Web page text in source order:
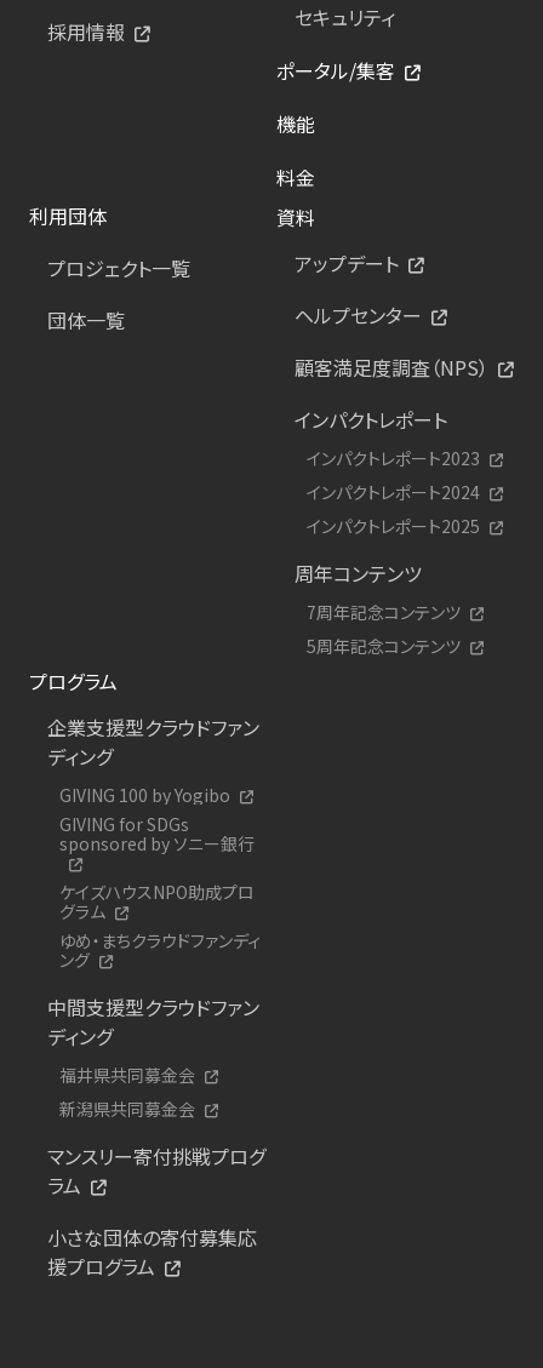
採用情報
セキュリティ
ポータル/集客
機能
料金
利用団体
プロジェクト一覧
団体一覧
資料
アップデート
ヘルプセンター
顧客満足度調査（NPS）
インパクトレポート
インパクトレポート2023
インパクトレポート2024
インパクトレポート2025
周年コンテンツ
7周年記念コンテンツ
5周年記念コンテンツ
プログラム
企業支援型クラウドファン
ディング
GIVING 100 by Yogibo
GIVING for SDGs
sponsored by ソニー銀行
ケイズハウスNPO助成プロ
グラム
ゆめ・まちクラウドファンディ
ング
中間支援型クラウドファン
ディング
福井県共同募金会
新潟県共同募金会
マンスリー寄付挑戦プログ
ラム
小さな団体の寄付募集応
援プログラム